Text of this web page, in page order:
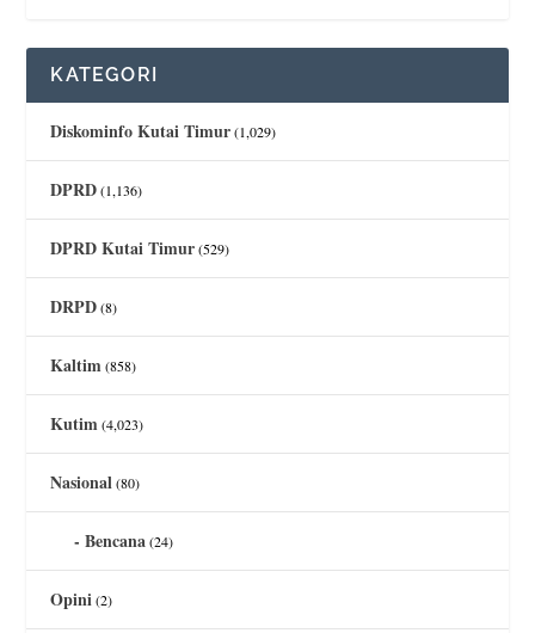
KATEGORI
Diskominfo Kutai Timur(1,029)
DPRD(1,136)
DPRD Kutai Timur(529)
DRPD(8)
Kaltim(858)
Kutim(4,023)
Nasional(80)
Bencana(24)
Opini(2)